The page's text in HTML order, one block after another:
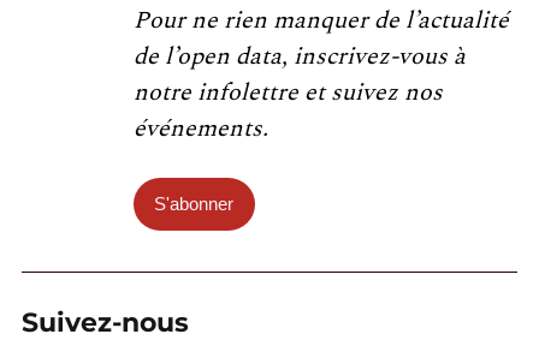
Pour ne rien manquer de l’actualité
de l’open data, inscrivez-vous à
notre infolettre et suivez nos
événements.
S'abonner
Suivez-nous